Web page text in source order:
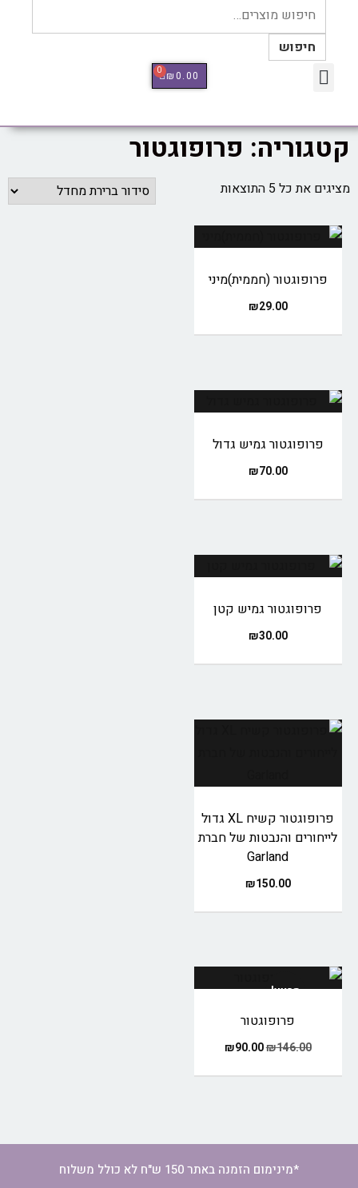
חיפוש
₪0.00
0
קטגוריה: פרופוגטור
מציגים את כל ⁦5⁩ התוצאות
פרופוגטור (חממית)מיני
₪29.00
פרופוגטור גמיש גדול
₪70.00
פרופוגטור גמיש קטן
₪30.00
פרופוגטור קשיח XL גדול
לייחורים והנבטות של חברת
Garland
₪150.00
מבצע!
פרופוגטור
₪146.00
₪90.00
*מינימום הזמנה באתר 150 ש"ח לא כולל משלוח